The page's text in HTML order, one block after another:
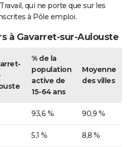
qui ne porte que sur les
à Pôle emploi.
à Gavarret-sur-Aulouste
% de la
population
active de
15-64 ans
Moyenne
des villes
93,6 % 90,9 %
5,1 % 8,8 %